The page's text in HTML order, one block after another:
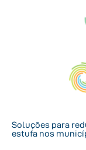
Soluções para
estufa nos